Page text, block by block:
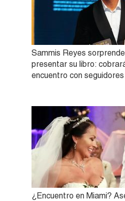
Sammis Reyes
presentar su libro:
encuentro con seguidores
¿Encuentro en Miami?